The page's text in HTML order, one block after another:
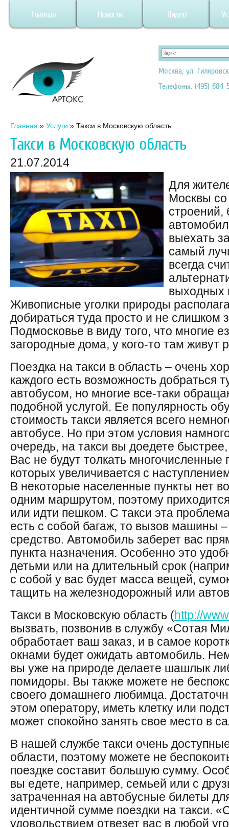
Главная Новости Видео
Москва, ул.
Телефоны: (495) 684-
Главная » Услуги » Такси в Московскую область
Такси в Московскую область
21.07.2014
Для
Москвы
строений,
выехать
самый
всегда
выходных
Живописные уголки природы
добираться туда просто и не слишком
Подмосковье в виду того, что многие
загородные дома, у кого-то там живут
Поездка на такси в область – очень
каждого есть возможность добраться
автобусом, но многие все-таки
подобной услугой. Ее популярность
стоимость такси является всего
автобусе. Но при этом условия
очередь, на такси вы доедете
Вас не будут толкать многочисленные
которых увеличивается с
В некоторые населенные пункты нет
одним маршрутом, поэтому
или идти пешком. С такси эта
есть с собой багаж, то вызов машины
средство. Автомобиль заберет вас
пункта назначения. Особенно это
детьми или на длительный срок
с собой у вас будет масса вещей,
тащить на железнодорожный или
Такси в Московскую область (http://
вызвать, позвонив в службу «Сотая
обработает ваш заказ, и в самое
окнами будет ожидать автомобиль.
вы уже на природе делаете шашлык
помидоры. Вы также можете не
своего домашнего любимца.
этом оператору, иметь клетку или
может спокойно занять свое место в
В нашей службе такси очень
области, поэтому можете не
поездке составит большую сумму.
вы едете, например, семьей или с
затраченная на автобусные билеты
идентичной сумме поездки на такси.
удовольствием отвезет вас в любой